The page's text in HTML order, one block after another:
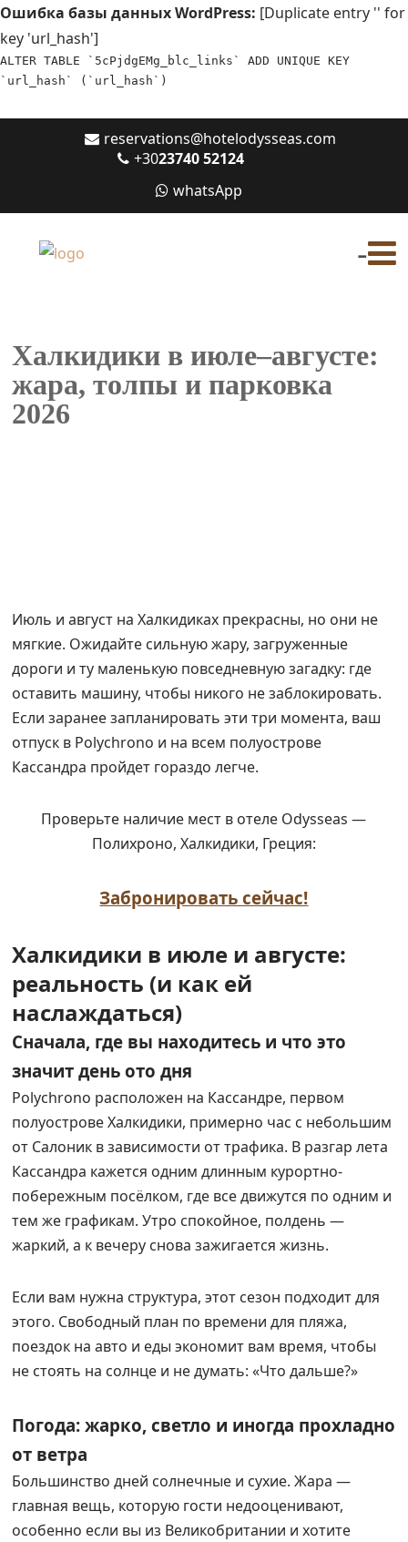
Ошибка базы данных WordPress: [Duplicate entry '' for
key 'url_hash']
ALTER TABLE `5cPjdgEMg_blc_links` ADD UNIQUE KEY
`url_hash` (`url_hash`)
reservations@hotelodysseas.com
+3023740 52124
whatsApp
-
Халкидики в июле–августе:
жара, толпы и парковка
2026
Июль и август на Халкидиках прекрасны, но они не
мягкие. Ожидайте сильную жару, загруженные
дороги и ту маленькую повседневную загадку: где
оставить машину, чтобы никого не заблокировать.
Если заранее запланировать эти три момента, ваш
отпуск в Polychrono и на всем полуострове
Кассандра пройдет гораздо легче.
Проверьте наличие мест в отеле Odysseas —
Полихроно, Халкидики, Греция:
Забронировать сейчас!
Халкидики в июле и августе:
реальность (и как ей
наслаждаться)
Сначала, где вы находитесь и что это
значит день ото дня
Polychrono расположен на Кассандре, первом
полуострове Халкидики, примерно час с небольшим
от Салоник в зависимости от трафика. В разгар лета
Кассандра кажется одним длинным курортно-
побережным посёлком, где все движутся по одним и
тем же графикам. Утро спокойное, полдень —
жаркий, а к вечеру снова зажигается жизнь.
Если вам нужна структура, этот сезон подходит для
этого. Свободный план по времени для пляжа,
поездок на авто и еды экономит вам время, чтобы
не стоять на солнце и не думать: «Что дальше?»
Погода: жарко, светло и иногда прохладно
от ветра
Большинство дней солнечные и сухие. Жара —
главная вещь, которую гости недооценивают,
особенно если вы из Великобритании и хотите